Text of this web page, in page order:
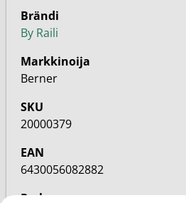
Brändi
By Raili
Markkinoija
Berner
SKU
20000379
EAN
6430056082882
Perhe